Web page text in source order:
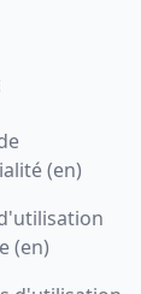
(en)
(en)